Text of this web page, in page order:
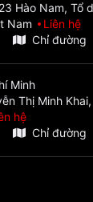
Hào Nam, Tổ
Nam
Liên hệ
Chỉ đường
Minh
Thị Minh
hệ
Chỉ đường